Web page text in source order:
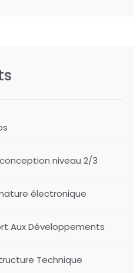
niveau 2/3
électronique
Aux Développements
Technique